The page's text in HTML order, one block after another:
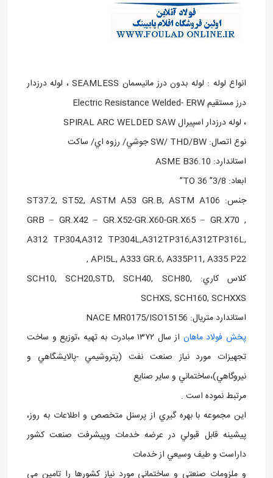
انواع لوله : لوله بدون درز مانيسمان SEAMLESS ، لوله درزدار
درز مستقيم Electric Resistance Welded- ERW
، لوله درزدار اسپيرال SPIRAL ARC WELDED SAW
نوع اتصال: SW/ THD/BW جوشي/ رزوه اي/ ساکت
استاندارد: ASME B36.10
ابعاد: 3/8” TO 36”
جنس: ST37.2, ST52, ASTM A53 GR.B, ASTM A106
GRB – GR.X42 – GR.X52-GR.X60-GR.X65 – GR.X70 ,
A312 TP304,A312 TP304L,A312TP316,A312TP316L,
API5L, A333 GR.6, A335P11, A335 P22 ,
کلاس کاري: SCH10, SCH20,STD, SCH40, SCH80,
SCHXS, SCH160, SCHXXS
استاندارد متريال: NACE MR0175/ISO15156
پخش فولاد ماهان
از سال ۱۳۷۲ مبادرت به تهيه ،توزيع و ساخت
تجهيزات مورد نياز صنعت نفت (پتروشيمي -پالايشگاهي و
نيروگاهي)،ساختماني و ساير صنايع
مرتبط نموده است .
اين مجموعه با بهره گيري از پرسنل متخصص و اطلاعات به روز،
پيشينه قابل قبولي در عرضه خدمات وپيشرفت صنعت كشور
داراست و طيف وسيعي از خدمات
و ملزومات صنعتي و ساختماني مورد نياز كشورها را تامين مي